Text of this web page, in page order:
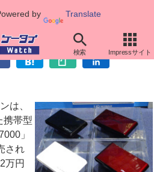
by Translate
検索 Impressサイト
ーター「URoad-7000」
は、
携帯型
」
され
万円